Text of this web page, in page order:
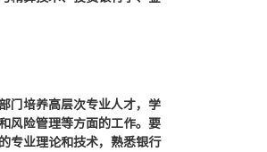
门培养高层次专业人才，学
风险管理等方面的工作。要
专业理论和技术，熟悉银行